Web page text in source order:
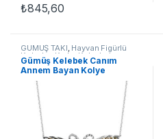
₺845,60
GÜMÜŞ TAKI, Hayvan Figürlü
Kolyeler ,Kadın Kolyeleri
Kelebek Kolyeler,Kolye
Gümüş Kelebek Canım
Annem Bayan Kolye